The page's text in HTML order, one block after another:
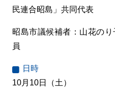
民連合昭島」共同代表
昭島市議候補者：山花の
員
日時
10月10日（土）